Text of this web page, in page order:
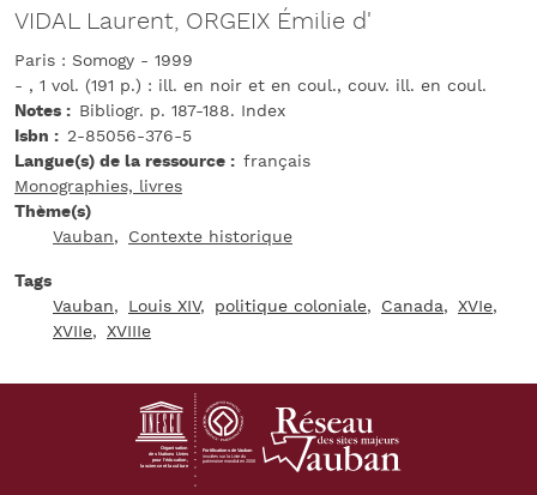
VIDAL Laurent, ORGEIX Émilie d'
Paris : Somogy - 1999
- , 1 vol. (191 p.) : ill. en noir et en coul., couv. ill. en coul.
Notes
Bibliogr. p. 187-188. Index
Isbn
2-85056-376-5
Langue(s) de la ressource
français
Monographies, livres
Thème(s)
Vauban
Contexte historique
Tags
Vauban
Louis XIV politique coloniale Canada
XVIe
XVIIe
XVIIIe